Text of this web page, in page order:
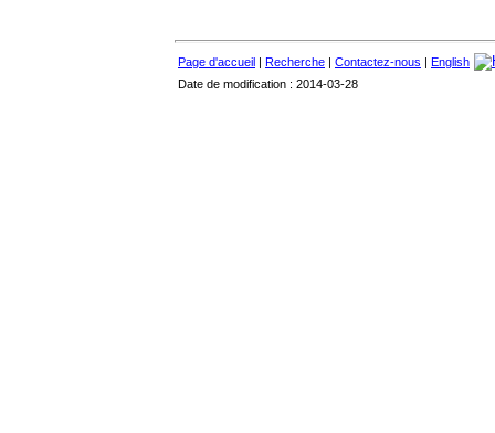
Page d'accueil Recherche Contactez-nous
English
Date de modification : 2014-03-28